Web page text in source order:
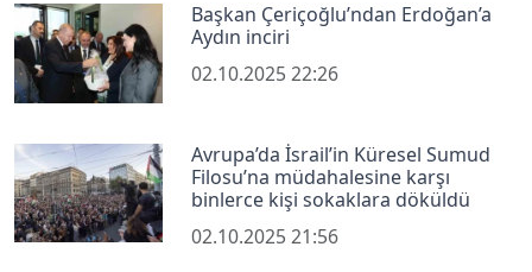
Başkan Çeriçoğlu’ndan Erdoğan’a
Aydın inciri
02.10.2025 22:26
Avrupa’da İsrail’in Küresel Sumud
Filosu’na müdahalesine karşı
binlerce kişi sokaklara döküldü
02.10.2025 21:56